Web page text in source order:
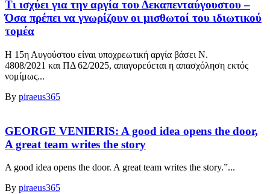
Τι ισχύει για την αργία του Δεκαπενταύγουστου –
Όσα πρέπει να γνωρίζουν οι μισθωτοί του ιδιωτικού
τομέα
Η 15η Αυγούστου είναι υποχρεωτική αργία βάσει Ν.
4808/2021 και ΠΔ 62/2025, απαγορεύεται η απασχόληση εκτός
νομίμως...
By piraeus365
GEORGE VENIERIS: A good idea opens the door,
A great team writes the story
A good idea opens the door. A great team writes the story.”...
By piraeus365